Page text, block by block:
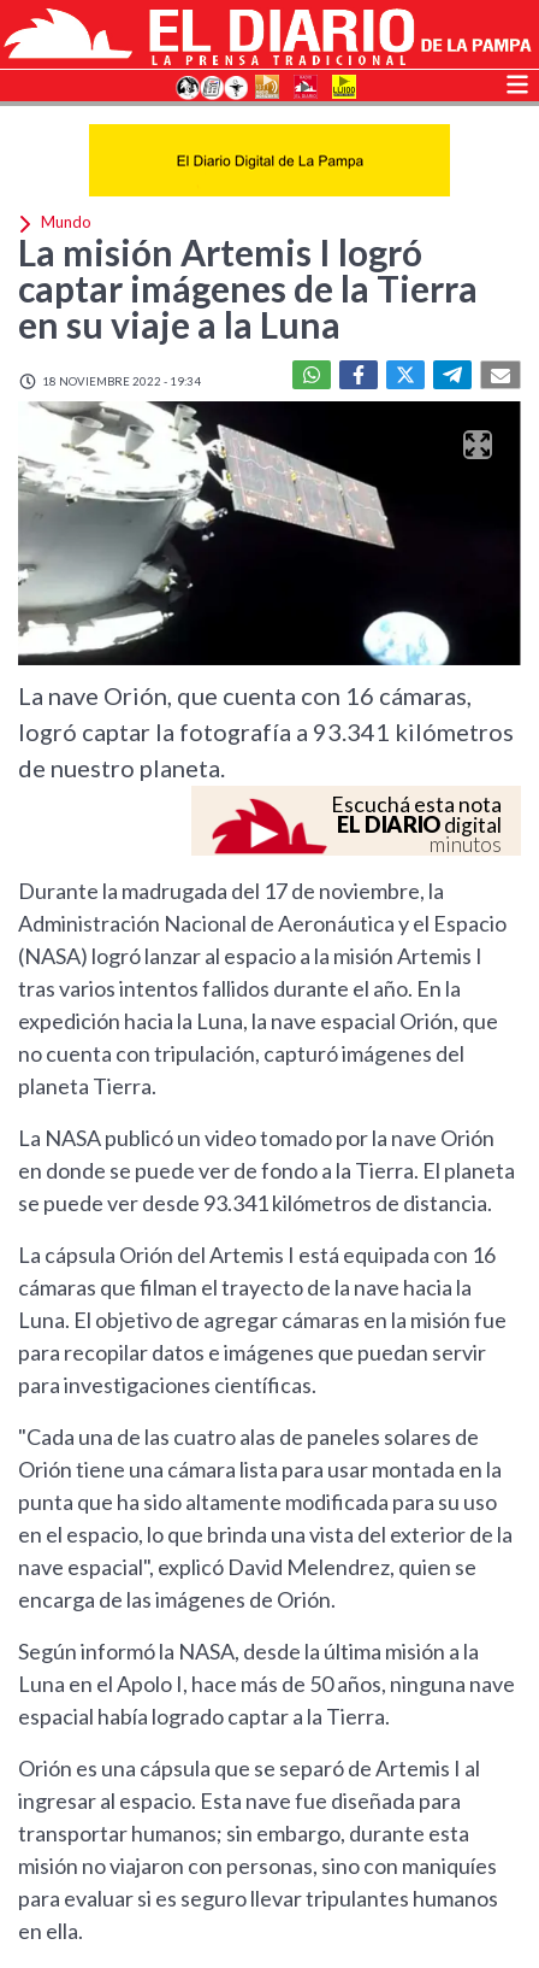
Mundo
La misión Artemis I logró
captar imágenes de la Tierra
en su viaje a la Luna
18 NOVIEMBRE 2022 - 19:34
La nave Orión, que cuenta con 16 cámaras,
logró captar la fotografía a 93.341 kilómetros
de nuestro planeta.
Escuchá esta nota
EL DIARIOdigital
minutos
Durante la madrugada del 17 de noviembre, la
Administración Nacional de Aeronáutica y el Espacio
(NASA) logró lanzar al espacio a la misión Artemis I
tras varios intentos fallidos durante el año. En la
expedición hacia la Luna, la nave espacial Orión, que
no cuenta con tripulación, capturó imágenes del
planeta Tierra.
La NASA publicó un video tomado por la nave Orión
en donde se puede ver de fondo a la Tierra. El planeta
se puede ver desde 93.341 kilómetros de distancia.
La cápsula Orión del Artemis I está equipada con 16
cámaras que filman el trayecto de la nave hacia la
Luna. El objetivo de agregar cámaras en la misión fue
para recopilar datos e imágenes que puedan servir
para investigaciones científicas.
"Cada una de las cuatro alas de paneles solares de
Orión tiene una cámara lista para usar montada en la
punta que ha sido altamente modificada para su uso
en el espacio, lo que brinda una vista del exterior de la
nave espacial", explicó David Melendrez, quien se
encarga de las imágenes de Orión.
Según informó la NASA, desde la última misión a la
Luna en el Apolo I, hace más de 50 años, ninguna nave
espacial había logrado captar a la Tierra.
Orión es una cápsula que se separó de Artemis I al
ingresar al espacio. Esta nave fue diseñada para
transportar humanos; sin embargo, durante esta
misión no viajaron con personas, sino con maniquíes
para evaluar si es seguro llevar tripulantes humanos
en ella.